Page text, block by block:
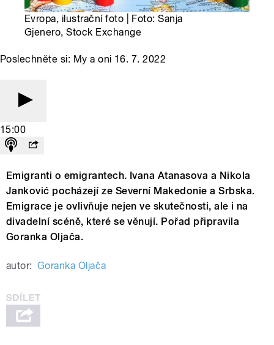
Evropa, ilustrační foto | Foto: Sanja
Gjenero, Stock Exchange
Poslechněte si: My a oni 16. 7. 2022
15:00
Emigranti o emigrantech. Ivana Atanasova a Nikola
Janković pocházejí ze Severní Makedonie a Srbska.
Emigrace je ovlivňuje nejen ve skutečnosti, ale i na
divadelní scéně, které se věnují. Pořad připravila
Goranka Oljača.
autor: Goranka Oljača